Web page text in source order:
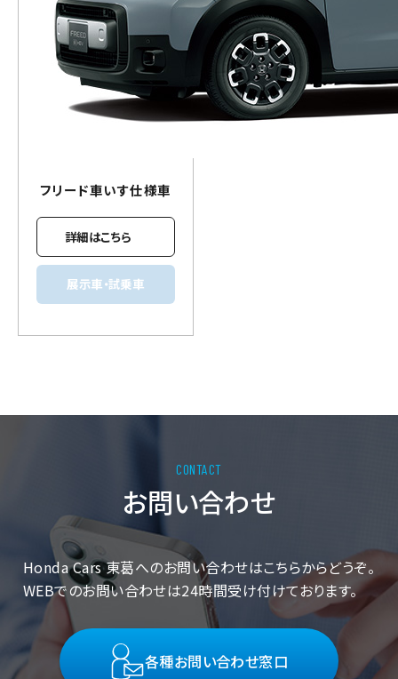
フリード車いす仕様車
詳細はこちら
展示車・試乗車
お問い合わせ
Honda Cars 東葛へのお問い合わせはこちらからどうぞ。
WEBでのお問い合わせは24時間受け付けております。
各種お問い合わせ窓口